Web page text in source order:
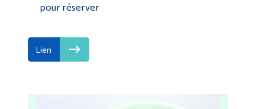
pour réserver
Lien